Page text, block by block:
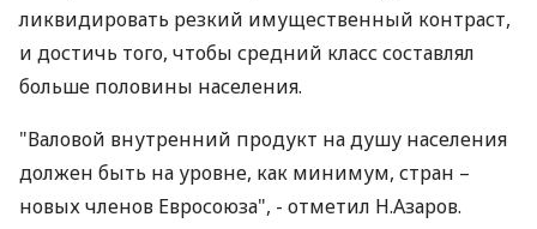
ликвидировать резкий имущественный контраст,
и достичь того, чтобы средний класс составлял
больше половины населения.
"Валовой внутренний продукт на душу населения
должен быть на уровне, как минимум, стран –
новых членов Евросоюза", - отметил Н.Азаров.